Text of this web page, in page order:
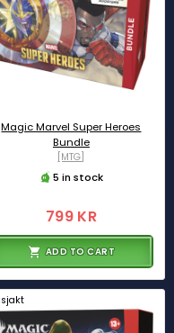
Magic Marvel Super Heroes
Bundle
[MTG]
5 in stock
799 KR
ADD TO CART